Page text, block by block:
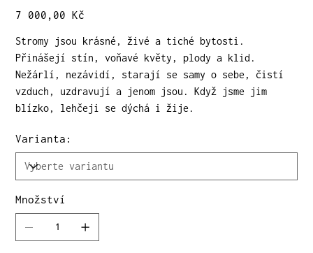
Cena
7 000,00 Kč
Stromy jsou krásné, živé a tiché bytosti.
Přinášejí stín, voňavé květy, plody a klid.
Nežárlí, nezávidí, starají se samy o sebe, čistí
vzduch, uzdravují a jenom jsou. Když jsme jim
blízko, lehčeji se dýchá i žije.
Varianta:
Množství